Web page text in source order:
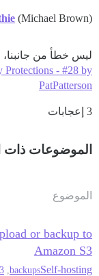
(Michael Brown)
ليس خطأ من جانبنا،
Protections - #28 by
PatPatterson
3 إعجابات
الموضوعات ذات
الموضوع
or backup to
Amazon S3
Self-hosting
backups